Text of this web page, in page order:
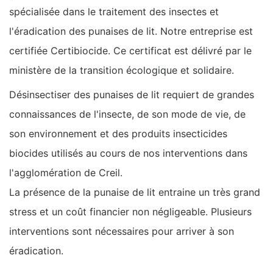
spécialisée dans le traitement des insectes et
l'éradication des punaises de lit. Notre entreprise est
certifiée Certibiocide. Ce certificat est délivré par le
ministère de la transition écologique et solidaire.
Désinsectiser des punaises de lit requiert de grandes
connaissances de l'insecte, de son mode de vie, de
son environnement et des produits insecticides
biocides utilisés au cours de nos interventions dans
l'agglomération de Creil.
La présence de la punaise de lit entraine un très grand
stress et un coût financier non négligeable. Plusieurs
interventions sont nécessaires pour arriver à son
éradication.